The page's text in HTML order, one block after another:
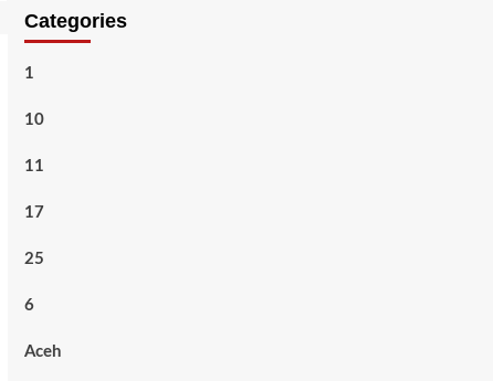
Categories
1
10
11
17
25
6
Aceh